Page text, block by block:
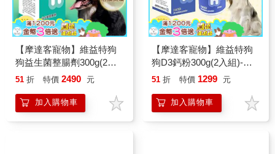
【摩達客寵物】維益特狗
狗益生菌整腸劑300g(2入
組)-犬狗營養保健必備
51 折 特價 2490 元
加入購物車
【摩達客寵物】維益特狗
狗D3鈣粉300g(2入組)-犬
狗營養保健必備
51 折 特價 1299 元
加入購物車